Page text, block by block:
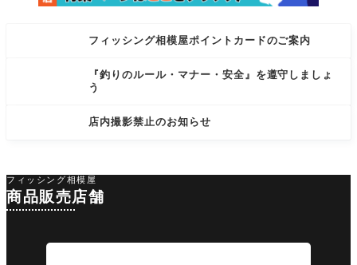
フィッシング相模屋ポイントカードのご案内
『釣りのルール・マナー・安全』を遵守しましょ
う
店内撮影禁止のお知らせ
フィッシング相模屋
商品販売店舗